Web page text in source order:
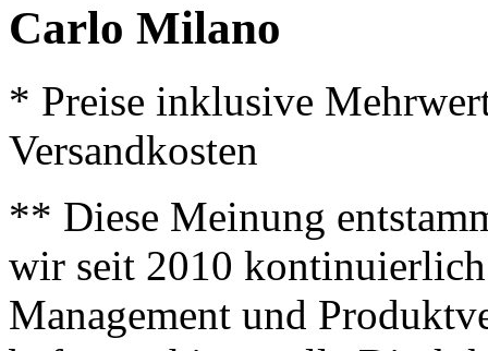
Carlo Milano
* Preise inklusive
Versandkosten
** Diese Meinung
wir seit 2010
Management und